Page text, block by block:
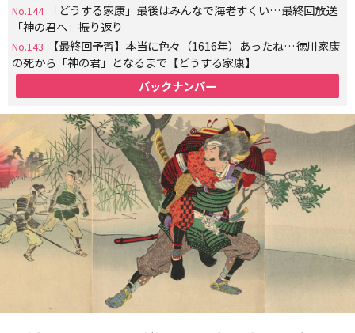
No.144
「どうする家康」最後はみんなで海老すくい…最終回放送
「神の君へ」振り返り
No.143
【最終回予習】本当に色々（1616年）あったね…徳川家康
の死から「神の君」となるまで【どうする家康】
バックナンバー